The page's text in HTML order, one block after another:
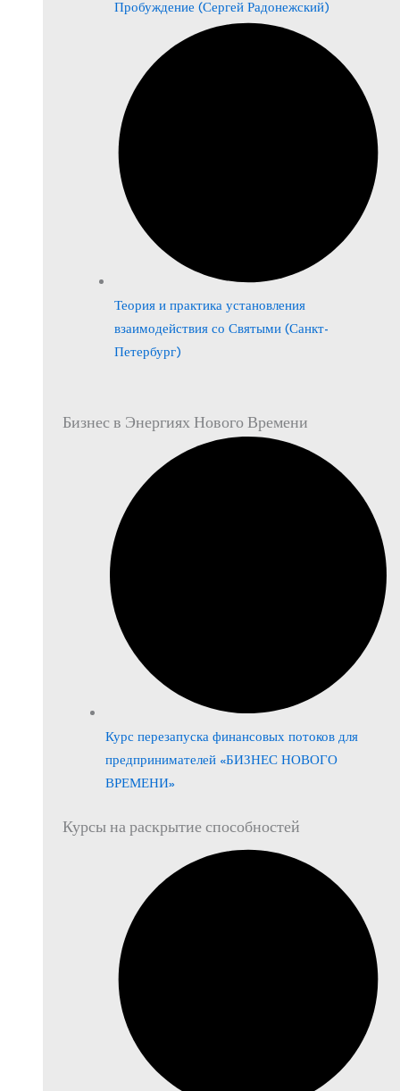
Пробуждение (Сергей Радонежский)
Теория и практика установления
взаимодействия со Святыми (Санкт-
Петербург)
Бизнес в Энергиях Нового Времени
Курс перезапуска финансовых потоков для
предпринимателей «БИЗНЕС НОВОГО
ВРЕМЕНИ»
Курсы на раскрытие способностей